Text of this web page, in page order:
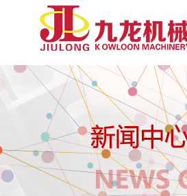
生物质综合破碎机...
陈腐垃圾处理设备...